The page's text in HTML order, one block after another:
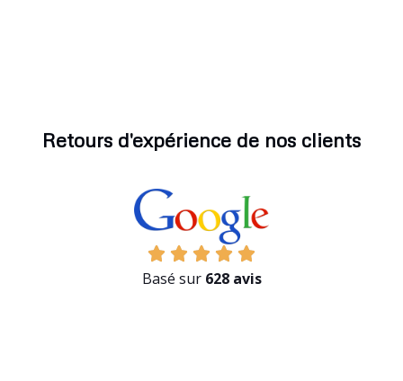
Retours d'expérience de nos clients
Basé sur 628 avis